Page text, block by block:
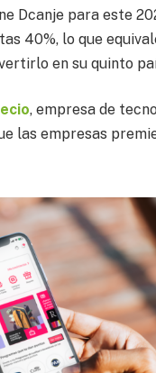
Dcanje para este
40%, lo que
en su quinto
, empresa de
las empresas